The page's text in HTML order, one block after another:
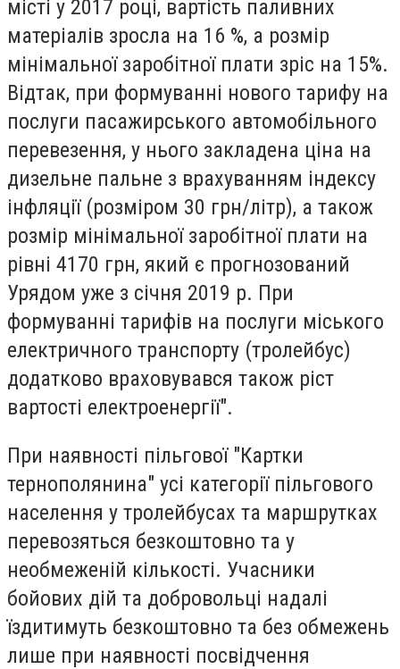
місті у 2017 році, вартість паливних
матеріалів зросла на 16 %, а розмір
мінімальної заробітної плати зріс на 15%.
Відтак, при формуванні нового тарифу на
послуги пасажирського автомобільного
перевезення, у нього закладена ціна на
дизельне пальне з врахуванням індексу
інфляції (розміром 30 грн/літр), а також
розмір мінімальної заробітної плати на
рівні 4170 грн, який є прогнозований
Урядом уже з січня 2019 р. При
формуванні тарифів на послуги міського
електричного транспорту (тролейбус)
додатково враховувався також ріст
вартості електроенергії".
При наявності пільгової "Картки
тернополянина" усі категорії пільгового
населення у тролейбусах та маршрутках
перевозяться безкоштовно та у
необмеженій кількості. Учасники
бойових дій та добровольці надалі
їздитимуть безкоштовно та без обмежень
лише при наявності посвідчення